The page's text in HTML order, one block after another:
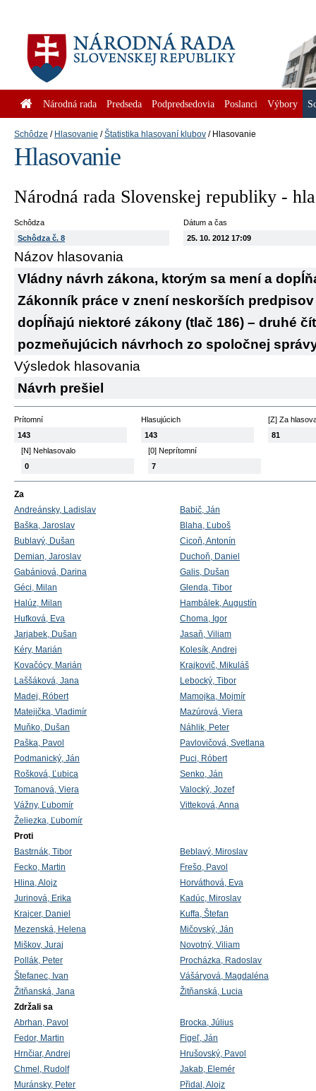
Národná rada Predseda Podpredsedovia Poslanci Výbory
Schôdze Hlasovanie Štatistika hlasovaní klubov Hlasovanie
Hlasovanie
Národná rada Slovenskej republiky -
Schôdza
Schôdza č. 8
Dátum a čas
25. 10. 2012 17:09
Názov hlasovania
Vládny návrh zákona, ktorým sa mení a
Zákonník práce v znení neskorších
dopĺňajú niektoré zákony (tlač 186) – druhé
pozmeňujúcich návrhoch zo spoločnej
Výsledok hlasovania
Návrh prešiel
Prítomní
143
Hlasujúcich
143
[Z] Za
81
[N] Nehlasovalo
0
[0] Neprítomní
7
Za
Andreánsky, Ladislav
Babič, Ján
Baška, Jaroslav
Blaha, Ľuboš
Bublavý, Dušan
Cicoň, Antonín
Demian, Jaroslav
Duchoň, Daniel
Gabániová, Darina
Galis, Dušan
Géci, Milan
Glenda, Tibor
Halúz, Milan
Hambálek, Augustín
Hufková, Eva
Choma, Igor
Jarjabek, Dušan
Jasaň, Viliam
Kéry, Marián
Kolesík, Andrej
Kovačócy, Marián
Krajkovič, Mikuláš
Laššáková, Jana
Lebocký, Tibor
Madej, Róbert
Mamojka, Mojmír
Matejička, Vladimír
Mazúrová, Viera
Muňko, Dušan
Náhlik, Peter
Paška, Pavol
Pavlovičová, Svetlana
Podmanický, Ján
Puci, Róbert
Rošková, Ľubica
Senko, Ján
Tomanová, Viera
Valocký, Jozef
Vážny, Ľubomír
Vitteková, Anna
Želiezka, Ľubomír
Proti
Bastrnák, Tibor
Beblavý, Miroslav
Fecko, Martin
Frešo, Pavol
Hlina, Alojz
Horváthová, Eva
Jurinová, Erika
Kadúc, Miroslav
Krajcer, Daniel
Kuffa, Štefan
Mezenská, Helena
Mičovský, Ján
Miškov, Juraj
Novotný, Viliam
Pollák, Peter
Procházka, Radoslav
Štefanec, Ivan
Vášáryová, Magdaléna
Žitňanská, Jana
Žitňanská, Lucia
Zdržali sa
Abrhan, Pavol
Brocka, Július
Fedor, Martin
Figeľ, Ján
Hrnčiar, Andrej
Hrušovský, Pavol
Chmel, Rudolf
Jakab, Elemér
Muránsky, Peter
Přidal, Alojz